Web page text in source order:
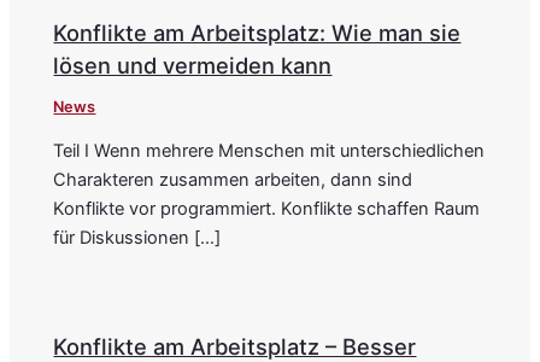
Konflikte am Arbeitsplatz: Wie man sie
lösen und vermeiden kann
News
Teil I Wenn mehrere Menschen mit unterschiedlichen
Charakteren zusammen arbeiten, dann sind
Konflikte vor programmiert. Konflikte schaffen Raum
für Diskussionen […]
Konflikte am Arbeitsplatz – Besser